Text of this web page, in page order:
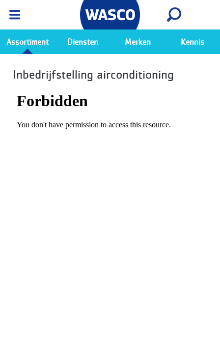
Ga naar de Wasco app
Bekijk
Assortiment Diensten Merken Kennis
Inbedrijfstelling airconditioning